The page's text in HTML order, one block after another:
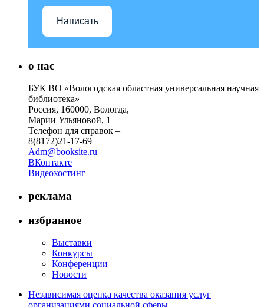
Написать
о нас
БУК ВО «Вологодская областная универсальная научная
библиотека»
Россия, 160000, Вологда,
Марии Ульяновой, 1
Телефон для справок –
8(8172)21-17-69
Adm@booksite.ru
ВКонтакте
Видеохостинг
реклама
избранное
Выставки
Конкурсы
Конференции
Новости
Независимая оценка качества оказания услуг